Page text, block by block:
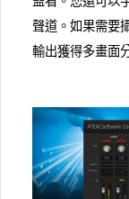
聲道。如果需要
輸出獲得多畫面